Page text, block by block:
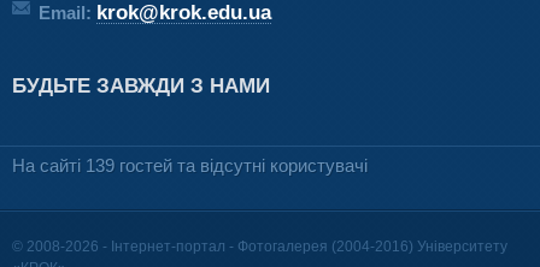
Email: krok@krok.edu.ua
БУДЬТЕ ЗАВЖДИ З НАМИ
На сайті 139 гостей та відсутні користувачі
© 2008-2026 - Інтернет-портал - Фотогалерея (2004-2016) Університету